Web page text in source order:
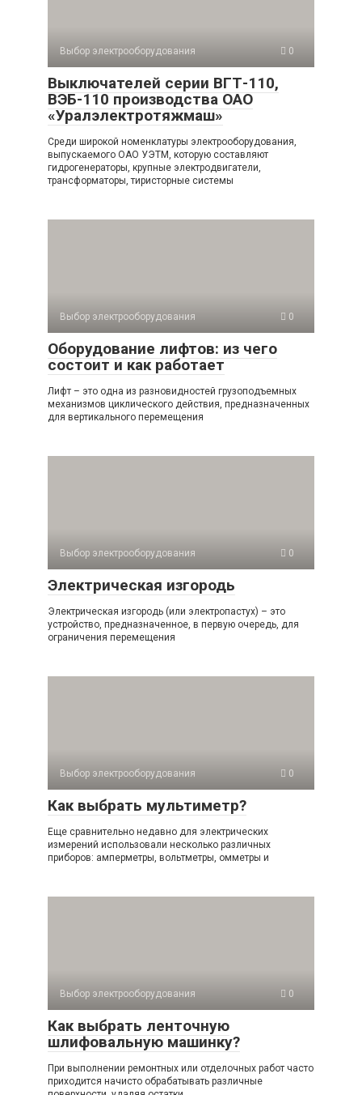
Выбор электрооборудования 0
Выключателей серии ВГТ-110,
ВЭБ-110 производства ОАО
«Уралэлектротяжмаш»
Среди широкой номенклатуры электрооборудования,
выпускаемого ОАО УЭТМ, которую составляют
гидрогенераторы, крупные электродвигатели,
трансформаторы, тиристорные системы
Выбор электрооборудования 0
Оборудование лифтов: из чего
состоит и как работает
Лифт – это одна из разновидностей грузоподъемных
механизмов циклического действия, предназначенных
для вертикального перемещения
Выбор электрооборудования 0
Электрическая изгородь
Электрическая изгородь (или электропастух) – это
устройство, предназначенное, в первую очередь, для
ограничения перемещения
Выбор электрооборудования 0
Как выбрать мультиметр?
Еще сравнительно недавно для электрических
измерений использовали несколько различных
приборов: амперметры, вольтметры, омметры и
Выбор электрооборудования 0
Как выбрать ленточную
шлифовальную машинку?
При выполнении ремонтных или отделочных работ часто
приходится начисто обрабатывать различные